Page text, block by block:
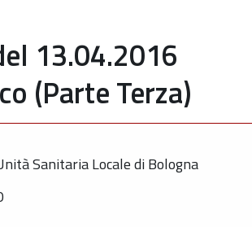
13.04.2016
(Parte Terza)
Sanitaria Locale di Bologna